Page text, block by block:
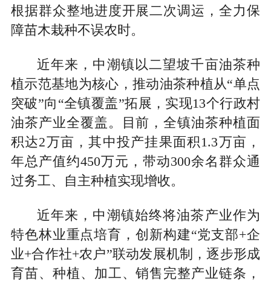
根据群众整地进度开展二次调运，全力保
障苗木栽种不误农时。
近年来，中潮镇以二望坡千亩油茶种
植示范基地为核心，推动油茶种植从“单点
突破”向“全镇覆盖”拓展，实现13个行政村
油茶产业全覆盖。目前，全镇油茶种植面
积达2万亩，其中投产挂果面积1.3万亩，
年总产值约450万元，带动300余名群众通
过务工、自主种植实现增收。
近年来，中潮镇始终将油茶产业作为
特色林业重点培育，创新构建“党支部+企
业+合作社+农户”联动发展机制，逐步形成
育苗、种植、加工、销售完整产业链条，